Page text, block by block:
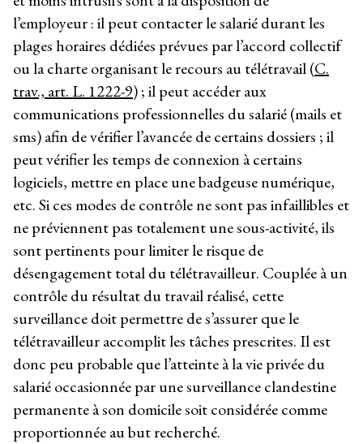
l’employeur : il peut contacter le salarié durant les
plages horaires dédiées prévues par l’accord collectif
ou la charte organisant le recours au télétravail (C.
trav., art. L. 1222-9) ; il peut accéder aux
communications professionnelles du salarié (mails et
sms) afin de vérifier l’avancée de certains dossiers ; il
peut vérifier les temps de connexion à certains
logiciels, mettre en place une badgeuse numérique,
etc. Si ces modes de contrôle ne sont pas infaillibles et
ne préviennent pas totalement une sous-activité, ils
sont pertinents pour limiter le risque de
désengagement total du télétravailleur. Couplée à un
contrôle du résultat du travail réalisé, cette
surveillance doit permettre de s’assurer que le
télétravailleur accomplit les tâches prescrites. Il est
donc peu probable que l’atteinte à la vie privée du
salarié occasionnée par une surveillance clandestine
permanente à son domicile soit considérée comme
proportionnée au but recherché.